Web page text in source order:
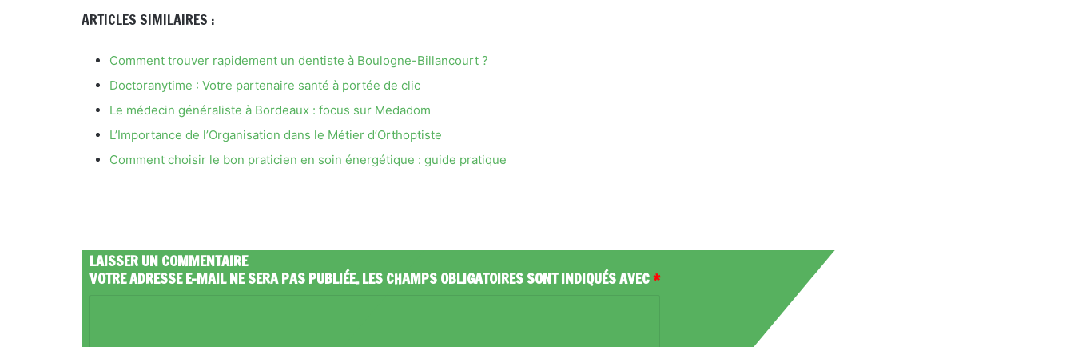
ARTICLES SIMILAIRES :
Comment trouver rapidement un dentiste à Boulogne-Billancourt ?
Doctoranytime : Votre partenaire santé à portée de clic
Le médecin généraliste à Bordeaux : focus sur Medadom
L’Importance de l’Organisation dans le Métier d’Orthoptiste
Comment choisir le bon praticien en soin énergétique : guide pratique
LAISSER UN COMMENTAIRE
VOTRE ADRESSE E-MAIL NE SERA PAS PUBLIÉE.LES CHAMPS OBLIGATOIRES SONT INDIQUÉS AVEC*